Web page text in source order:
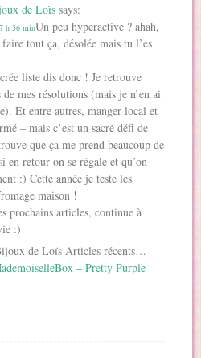
de Loïs says:
h 56 minUn peu hyperactive ? ahah,
tout ça, désolée mais tu l’es
liste dis donc ! Je retrouve
de mes résolutions (mais je n’en ai
Et entre autres, manger local et
– mais c’est un sacré défi de
que ça me prend beaucoup de
en retour on se régale et qu’on
:) Cette année je teste les
maison !
prochains articles, continue à
:)
de Loïs Articles récents…
– Pretty Purple